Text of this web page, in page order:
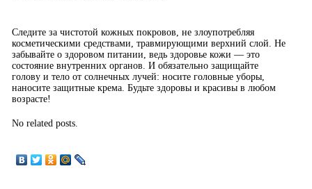
Следите за чистотой кожных покровов, не злоупотребляя
косметическими средствами, травмирующими верхний слой. Не
забывайте о здоровом питании, ведь здоровье кожи — это
состояние внутренних органов. И обязательно защищайте
голову и тело от солнечных лучей: носите головные уборы,
наносите защитные крема. Будьте здоровы и красивы в любом
возрасте!
No related posts.